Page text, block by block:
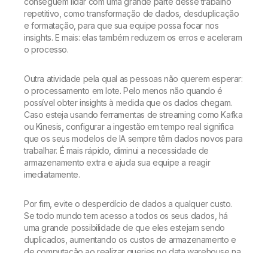
repetitivo, como transformação de dados, desduplicação
e formatação, para que sua equipe possa focar nos
insights. E mais: elas também reduzem os erros e aceleram
o processo.
Outra atividade pela qual as pessoas não querem esperar:
o processamento em lote. Pelo menos não quando é
possível obter insights à medida que os dados chegam.
Caso esteja usando ferramentas de streaming como Kafka
ou Kinesis, configurar a ingestão em tempo real significa
que os seus modelos de IA sempre têm dados novos para
trabalhar. É mais rápido, diminui a necessidade de
armazenamento extra e ajuda sua equipe a reagir
imediatamente.
Por fim, evite o desperdício de dados a qualquer custo.
Se todo mundo tem acesso a todos os seus dados, há
uma grande possibilidade de que eles estejam sendo
duplicados, aumentando os custos de armazenamento e